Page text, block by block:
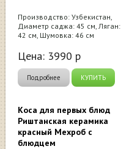
Производство: Узбекистан,
Диаметр саджа: 45 см, Ляган:
42 см, Шумовка: 46 см
Цена: 3990 р
Подробнее КУПИТЬ
Коса для первых блюд
Риштанская керамика
красный Мехроб с
блюдцем